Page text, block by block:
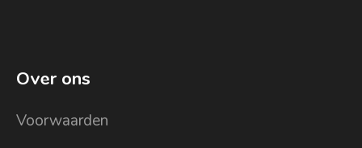
Over ons
Voorwaarden